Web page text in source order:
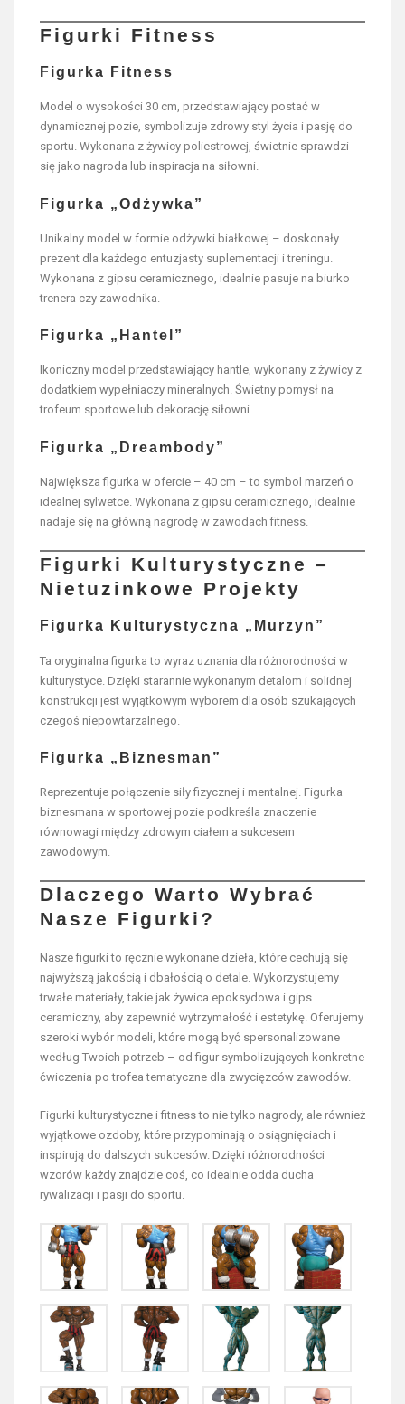
Figurki Fitness
Figurka Fitness
Model o wysokości 30 cm, przedstawiający postać w
dynamicznej pozie, symbolizuje zdrowy styl życia i pasję do
sportu. Wykonana z żywicy poliestrowej, świetnie sprawdzi
się jako nagroda lub inspiracja na siłowni.
Figurka „Odżywka”
Unikalny model w formie odżywki białkowej – doskonały
prezent dla każdego entuzjasty suplementacji i treningu.
Wykonana z gipsu ceramicznego, idealnie pasuje na biurko
trenera czy zawodnika.
Figurka „Hantel”
Ikoniczny model przedstawiający hantle, wykonany z żywicy z
dodatkiem wypełniaczy mineralnych. Świetny pomysł na
trofeum sportowe lub dekorację siłowni.
Figurka „Dreambody”
Największa figurka w ofercie – 40 cm – to symbol marzeń o
idealnej sylwetce. Wykonana z gipsu ceramicznego, idealnie
nadaje się na główną nagrodę w zawodach fitness.
Figurki Kulturystyczne –
Nietuzinkowe Projekty
Figurka Kulturystyczna „Murzyn”
Ta oryginalna figurka to wyraz uznania dla różnorodności w
kulturystyce. Dzięki starannie wykonanym detalom i solidnej
konstrukcji jest wyjątkowym wyborem dla osób szukających
czegoś niepowtarzalnego.
Figurka „Biznesman”
Reprezentuje połączenie siły fizycznej i mentalnej. Figurka
biznesmana w sportowej pozie podkreśla znaczenie
równowagi między zdrowym ciałem a sukcesem
zawodowym.
Dlaczego Warto Wybrać
Nasze Figurki?
Nasze figurki to ręcznie wykonane dzieła, które cechują się
najwyższą jakością i dbałością o detale. Wykorzystujemy
trwałe materiały, takie jak żywica epoksydowa i gips
ceramiczny, aby zapewnić wytrzymałość i estetykę. Oferujemy
szeroki wybór modeli, które mogą być spersonalizowane
według Twoich potrzeb – od figur symbolizujących konkretne
ćwiczenia po trofea tematyczne dla zwycięzców zawodów.
Figurki kulturystyczne i fitness to nie tylko nagrody, ale również
wyjątkowe ozdoby, które przypominają o osiągnięciach i
inspirują do dalszych sukcesów. Dzięki różnorodności
wzorów każdy znajdzie coś, co idealnie odda ducha
rywalizacji i pasji do sportu.